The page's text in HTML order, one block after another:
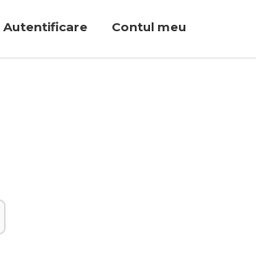
Autentificare Contul meu